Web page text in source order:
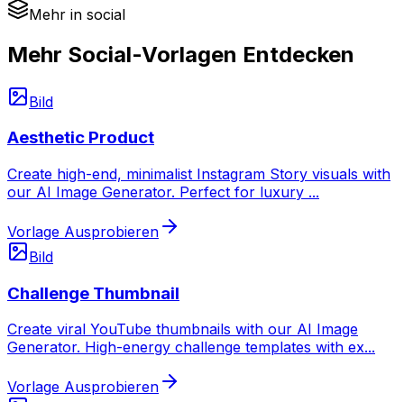
Mehr in social
Mehr Social-Vorlagen Entdecken
Bild
Aesthetic Product
Create high-end, minimalist Instagram Story visuals with
our AI Image Generator. Perfect for luxury ...
Vorlage Ausprobieren
Bild
Challenge Thumbnail
Create viral YouTube thumbnails with our AI Image
Generator. High-energy challenge templates with ex...
Vorlage Ausprobieren